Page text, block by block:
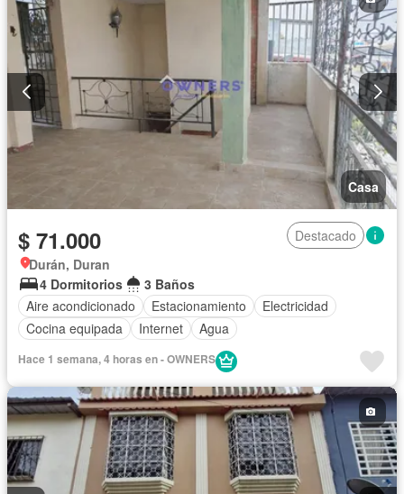
Casa
$ 71.000
Destacado
Durán, Duran
4 Dormitorios
3 Baños
Aire acondicionado
Estacionamiento
Electricidad
Cocina equipada
Internet Agua
Hace 1 semana, 4 horas en - OWNERS